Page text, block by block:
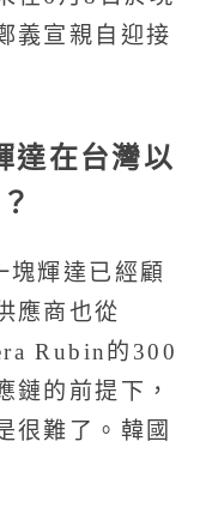
義宣親自迎接
達在台灣以
塊輝達已經顧
應商也從
Rubin的300
鏈的前提下，
很難了。韓國